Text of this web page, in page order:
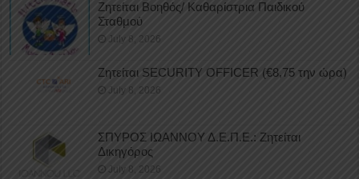
Ζητείται Βοηθός/ Καθαρίστρια Παιδικού
Σταθμού
July 8, 2026
Ζητείται SECURITY OFFICER (€8,75 την ώρα)
July 8, 2026
ΣΠΥΡΟΣ ΙΩΑΝΝΟΥ Δ.Ε.Π.Ε.: Ζητείται
Δικηγόρος
July 8, 2026